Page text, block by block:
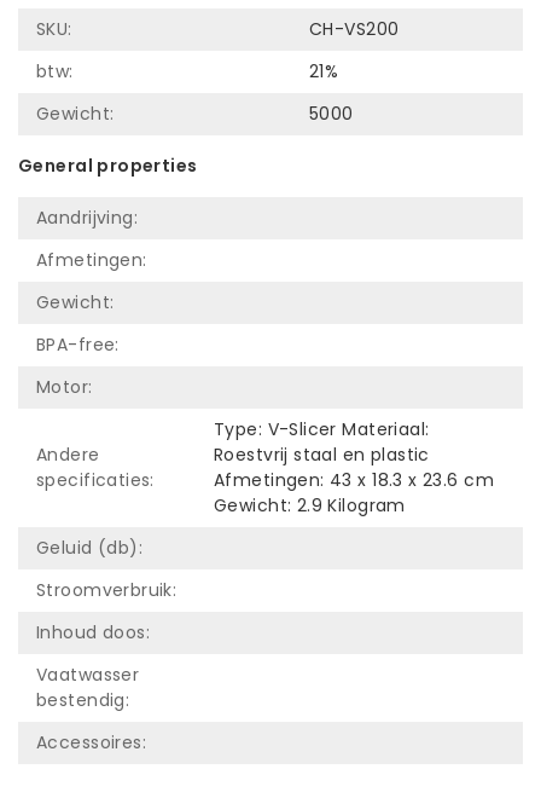
SKU:
CH-VS200
btw:
21%
Gewicht:
5000
General properties
Aandrijving:
Afmetingen:
Gewicht:
BPA-free:
Motor:
Andere
specificaties:
Type: V-Slicer Materiaal:
Roestvrij staal en plastic
Afmetingen: 43 x 18.3 x 23.6 cm
Gewicht: 2.9 Kilogram
Geluid (db):
Stroomverbruik:
Inhoud doos:
Vaatwasser
bestendig:
Accessoires: